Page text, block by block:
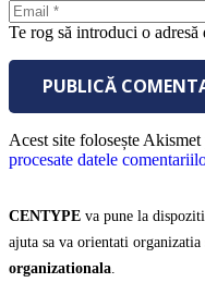
Te rog să introduci o adresă
PUBLICĂ
Acest site folosește
procesate datele
CENTYPE va pune la
ajuta sa va orientati organizatia
organizationala